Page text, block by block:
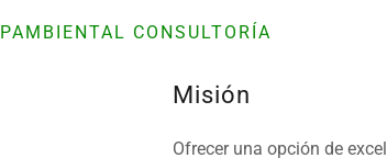
CONSULTORÍA
Misión
Ofrecer una opción de